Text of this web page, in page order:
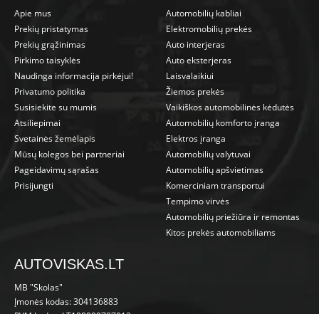
Apie mus
Prekių pristatymas
Prekių grąžinimas
Pirkimo taisyklės
Naudinga informacija pirkėjui!
Privatumo politika
Susisiekite su mumis
Atsiliepimai
Svetainės žemėlapis
Mūsų kolegos bei partneriai
Pageidavimų sąrašas
Prisijungti
Automobilių kabliai
Elektromobilių prekės
Auto interjeras
Auto eksterjeras
Laisvalaikiui
Žiemos prekės
Vaikiškos automobilinės kėdutės
Automobilių komforto įranga
Elektros įranga
Automobilių valytuvai
Automobilių apšvietimas
Komerciniam transportui
Tempimo virvės
Automobilių priežiūra ir remontas
Kitos prekės automobiliams
AUTOVISKAS.LT
MB "Skolas"
Įmonės kodas: 304136883